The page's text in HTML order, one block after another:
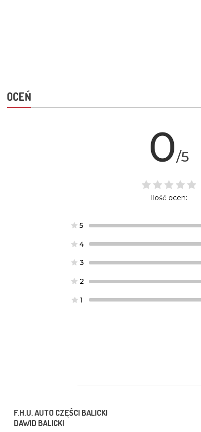
OCEŃ
0/5
Ilość ocen:
5
4
3
2
1
F.H.U. AUTO CZĘŚCI BALICKI
DAWID BALICKI